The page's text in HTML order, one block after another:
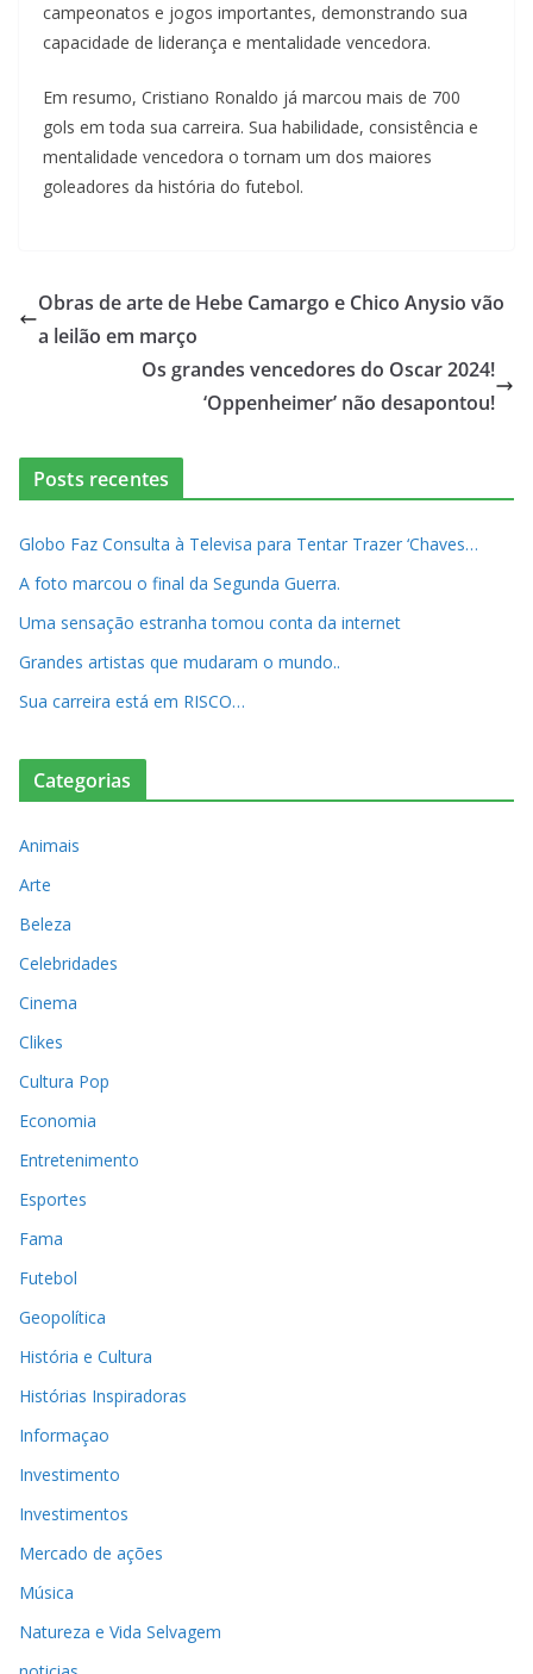
campeonatos e jogos importantes, demonstrando sua
capacidade de liderança e mentalidade vencedora.
Em resumo, Cristiano Ronaldo já marcou mais de 700
gols em toda sua carreira. Sua habilidade, consistência e
mentalidade vencedora o tornam um dos maiores
goleadores da história do futebol.
Obras de arte de Hebe Camargo e Chico Anysio vão
a leilão em março
Os grandes vencedores do Oscar 2024!
‘Oppenheimer’ não desapontou!
Posts recentes
Globo Faz Consulta à Televisa para Tentar Trazer ‘Chaves…
A foto marcou o final da Segunda Guerra.
Uma sensação estranha tomou conta da internet
Grandes artistas que mudaram o mundo..
Sua carreira está em RISCO…
Categorias
Animais
Arte
Beleza
Celebridades
Cinema
Clikes
Cultura Pop
Economia
Entretenimento
Esportes
Fama
Futebol
Geopolítica
História e Cultura
Histórias Inspiradoras
Informaçao
Investimento
Investimentos
Mercado de ações
Música
Natureza e Vida Selvagem